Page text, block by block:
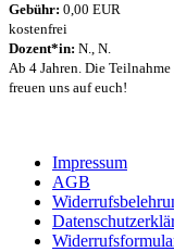
Gebühr: 0,00 EUR
kostenfrei
Dozent*in: N., N.
Ab 4 Jahren. Die
freuen uns auf euch!
Impressum
AGB